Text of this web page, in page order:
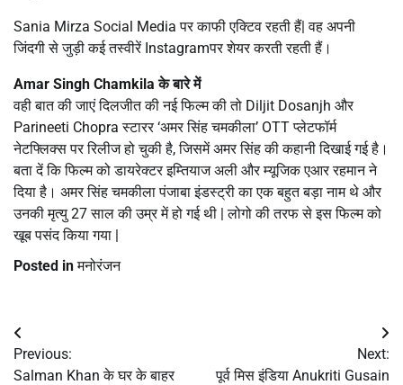
Sania Mirza Social Media पर काफी एक्टिव रहती हैं| वह अपनी
जिंदगी से जुड़ी कई तस्वीरें Instagramपर शेयर करती रहती हैं।
Amar Singh Chamkila के बारे में
वही बात की जाएं दिलजीत की नई फिल्म की तो Diljit Dosanjh और
Parineeti Chopra स्टारर ‘अमर सिंह चमकीला’ OTT प्लेटफॉर्म
नेटफ्लिक्स पर रिलीज हो चुकी है, जिसमें अमर सिंह की कहानी दिखाई गई है।
बता दें कि फिल्म को डायरेक्टर इम्तियाज अली और म्यूजिक एआर रहमान ने
दिया है। अमर सिंह चमकीला पंजाबा इंडस्ट्री का एक बहुत बड़ा नाम थे और
उनकी मृत्यु 27 साल की उम्र में हो गई थी | लोगो की तरफ से इस फिल्म को
खूब पसंद किया गया |
Posted inमनोरंजन
Post
navigation
Previous:
Salman Khan के घर के बाहर
Next:
पूर्व मिस इंडिया Anukriti Gusain